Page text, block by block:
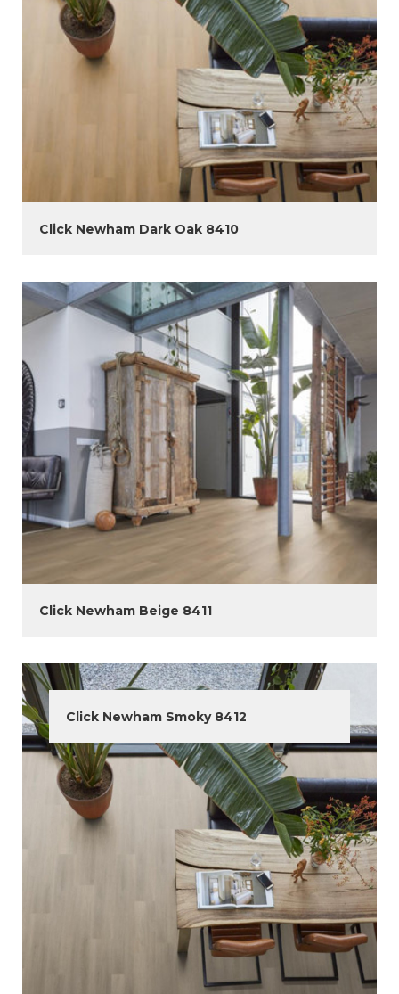
Click Newham Dark Oak 8410
Click Newham Beige 8411
Click Newham Smoky 8412